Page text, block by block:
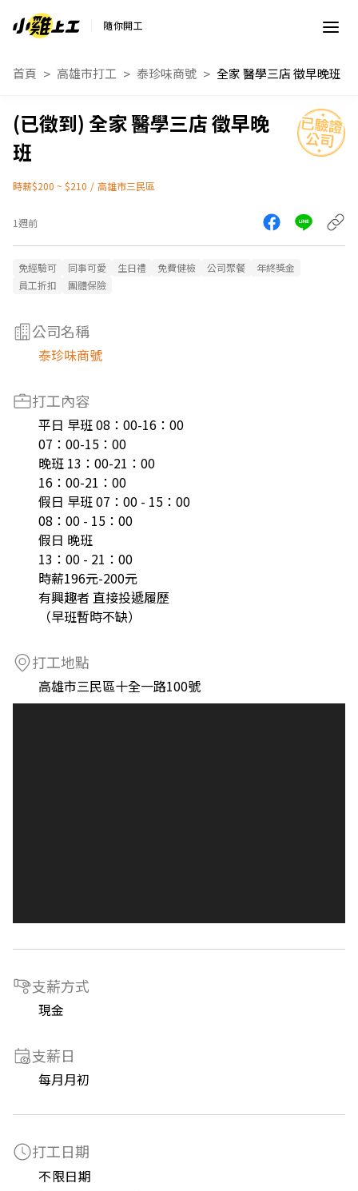
隨你開工
首頁 高雄市打工 泰珍味商號 全家 醫學三店 徵早晚班
全家 醫學三店 徵早晚
班
時薪$200 ~ $210 / 高雄市三民區
1週前
免經驗可 同事可愛 生日禮 免費健檢 公司聚餐
年終獎金
員工折扣
團體保險
公司名稱
泰珍味商號
打工內容
平日 早班 08：00-16：00
07：00-15：00
晚班 13：00-21：00
16：00-21：00
假日 早班 07：00 - 15：00
08：00 - 15：00
假日 晚班
13：00 - 21：00
時薪196元-200元
有興趣者 直接投遞履歷
（早班暫時不缺）
打工地點
高雄市三民區十全一路100號
支薪方式
現金
支薪日
每月月初
打工日期
不限日期